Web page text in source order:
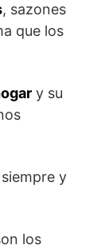
, sazones
que los
y su
y
los